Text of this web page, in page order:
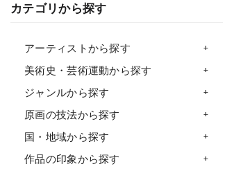
カテゴリから探す
アーティストから探す
美術史・芸術運動から探す
ジャンルから探す
原画の技法から探す
国・地域から探す
作品の印象から探す